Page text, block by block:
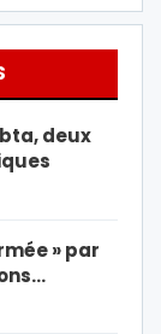
deux
» par